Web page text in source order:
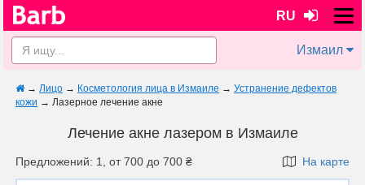
RU
Измаил
→ Лицо → Косметология лица в Измаиле → Устранение дефектов
кожи → Лазерное лечение акне
Лечение акне лазером в Измаиле
Предложений: 1, от 700 до 700 ₴ На карте